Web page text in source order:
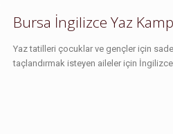
Bursa İngilizce Yaz
Yaz tatilleri çocuklar ve gençler için
taçlandırmak isteyen aileler için